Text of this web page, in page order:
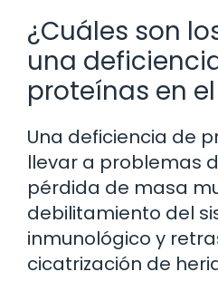
¿Cuáles son
una
proteínas en
Una deficiencia de
llevar a problemas
pérdida de masa
debilitamiento del
inmunológico y
cicatrización de